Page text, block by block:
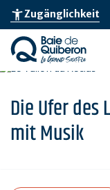
Skip
main
content
accessibility_newZugänglichkeit
Die Ufer des
mit Musik